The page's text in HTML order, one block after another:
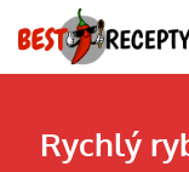
to
Rychlý